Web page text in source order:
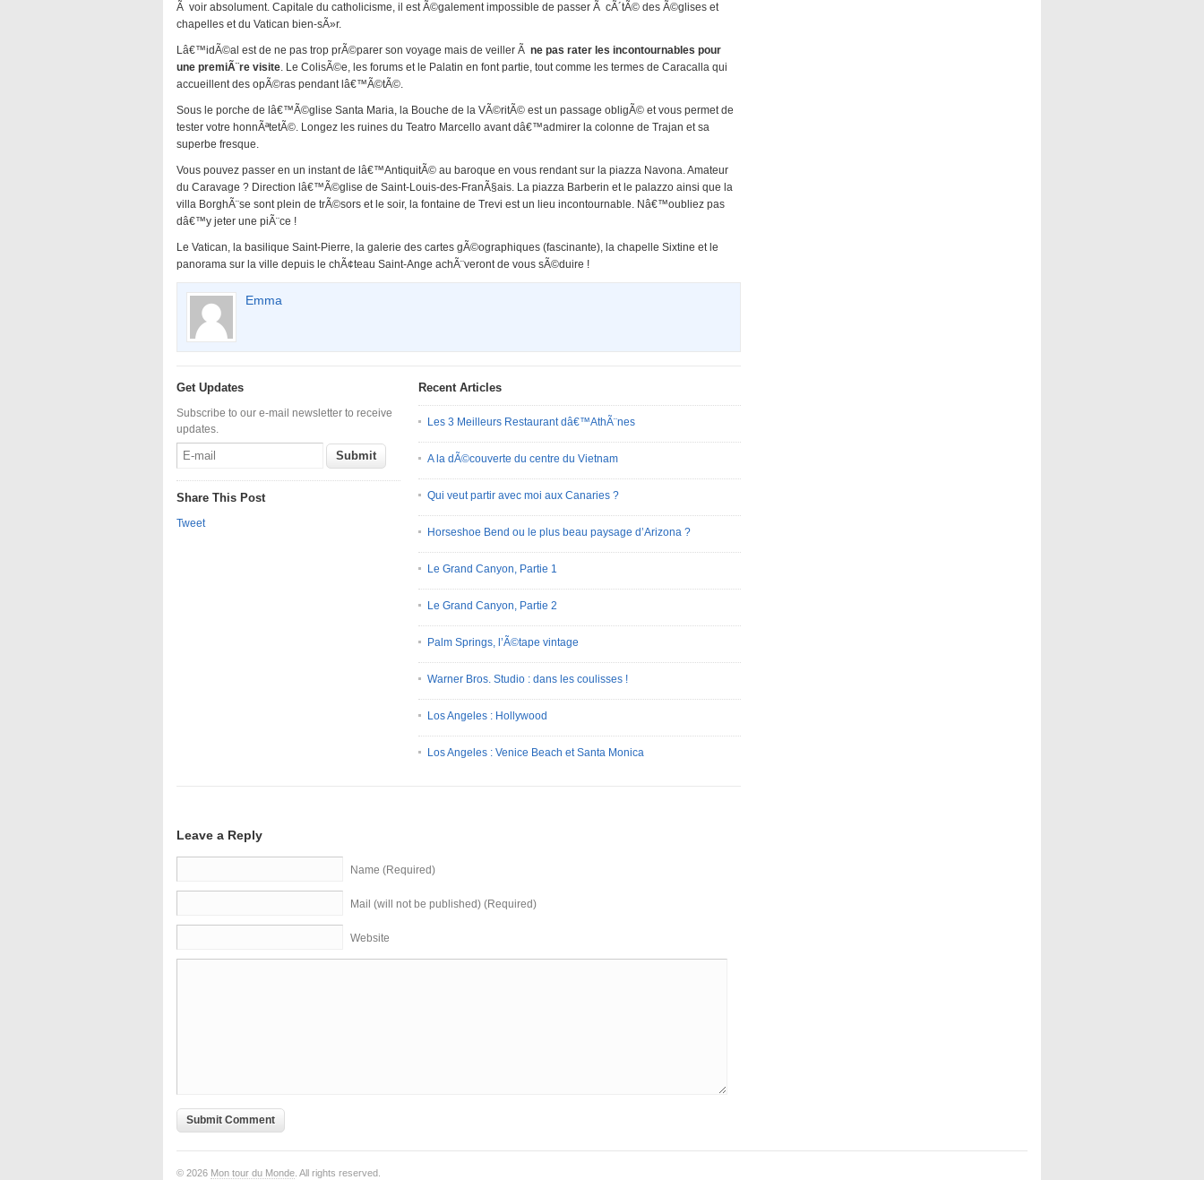
Ã voir absolument. Capitale du catholicisme, il est Ã©galement impossible de passer Ã cÃ´tÃ© des Ã©glises et
chapelles et du Vatican bien-sÃ»r.
Lâ€™idÃ©al est de ne pas trop prÃ©parer son voyage mais de veiller Ã ne pas rater les incontournables pour
une premiÃ¨re visite. Le ColisÃ©e, les forums et le Palatin en font partie, tout comme les termes de Caracalla qui
accueillent des opÃ©ras pendant lâ€™Ã©tÃ©.
Sous le porche de lâ€™Ã©glise Santa Maria, la Bouche de la VÃ©ritÃ© est un passage obligÃ© et vous permet de
tester votre honnÃªtetÃ©. Longez les ruines du Teatro Marcello avant dâ€™admirer la colonne de Trajan et sa
superbe fresque.
Vous pouvez passer en un instant de lâ€™AntiquitÃ© au baroque en vous rendant sur la piazza Navona. Amateur
du Caravage ? Direction lâ€™Ã©glise de Saint-Louis-des-FranÃ§ais. La piazza Barberin et le palazzo ainsi que la
villa BorghÃ¨se sont plein de trÃ©sors et le soir, la fontaine de Trevi est un lieu incontournable. Nâ€™oubliez pas
dâ€™y jeter une piÃ¨ce !
Le Vatican, la basilique Saint-Pierre, la galerie des cartes gÃ©ographiques (fascinante), la chapelle Sixtine et le
panorama sur la ville depuis le chÃ¢teau Saint-Ange achÃ¨veront de vous sÃ©duire !
Emma
Get Updates
Subscribe to our e-mail newsletter to receive
updates.
Share This Post
Tweet
Recent Articles
Les 3 Meilleurs Restaurant dâ€™AthÃ¨nes
A la dÃ©couverte du centre du Vietnam
Qui veut partir avec moi aux Canaries ?
Horseshoe Bend ou le plus beau paysage d’Arizona ?
Le Grand Canyon, Partie 1
Le Grand Canyon, Partie 2
Palm Springs, l’Ã©tape vintage
Warner Bros. Studio : dans les coulisses !
Los Angeles : Hollywood
Los Angeles : Venice Beach et Santa Monica
Leave a Reply
Name (Required)
Mail (will not be published) (Required)
Website
© 2026 Mon tour du Monde . All rights reserved.